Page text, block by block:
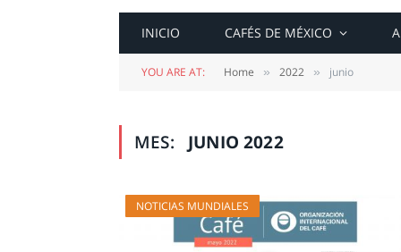
INICIO CAFÉS DE MÉXICO
YOU ARE AT: Home » 2022 » junio
MES: JUNIO 2022
NOTICIAS MUNDIALES